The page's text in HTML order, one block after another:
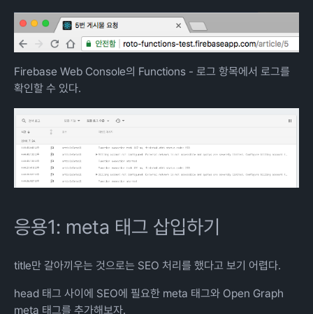
Firebase Web Console의 Functions - 로그 항목에서 로그를
확인할 수 있다.
응용1: meta 태그 삽입하기
title만 갈아끼우는 것으로는 SEO 처리를 했다고 보기 어렵다.
head 태그 사이에 SEO에 필요한 meta 태그와 Open Graph
meta 태그를 추가해보자.